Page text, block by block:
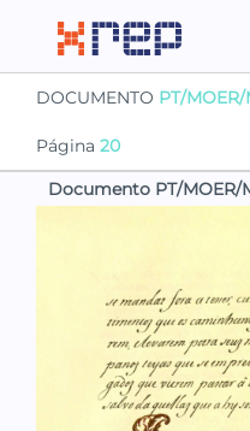
DOCUMENTO PT/
Página 20
Documento PT/MOER/